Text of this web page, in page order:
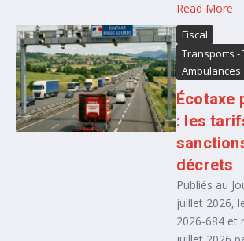
Read More
Fiscal
Transports -
Ambulances
Écotaxe
: les
décrets
Publiés au
juillet 2026,
2026-684 et